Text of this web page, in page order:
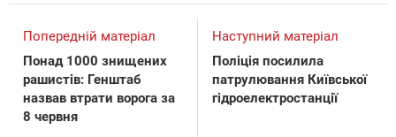
Попередній матеріал
Понад 1000 знищених
рашистів: Генштаб
назвав втрати ворога за
8 червня
Наступний матеріал
Поліція посилила
патрулювання Київської
гідроелектростанції